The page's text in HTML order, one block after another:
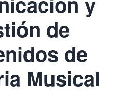
de
de
Musical